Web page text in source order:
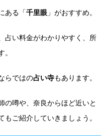
ある「千里眼 」がおすすめ。
占い料金がわかりやすく、所
。
らではの占い寺もあります。
の噂や、奈良からほど近いと
ご紹介していきましょう。